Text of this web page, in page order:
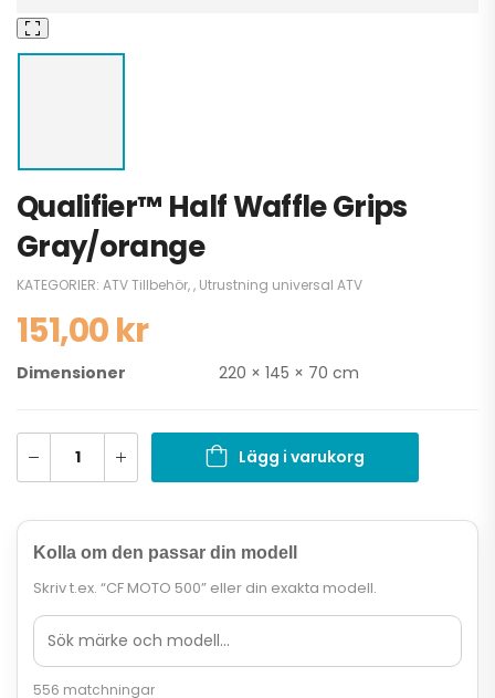
Qualifier™ Half Waffle Grips
Gray/orange
KATEGORIER: ATV Tillbehör,, Utrustning universal ATV
151,00kr
Dimensioner 220 × 145 × 70 cm
Lägg i varukorg
Kolla om den passar din modell
Skriv t.ex. “CF MOTO 500” eller din exakta modell.
556 matchningar